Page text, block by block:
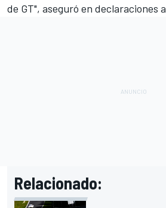
de GT", aseguró en declaraciones a
Relacionado: